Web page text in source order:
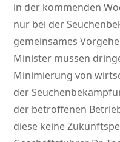
in der kommenden
nur bei der
gemeinsames
Minister müssen
Minimierung von
der
der betroffenen
diese keine